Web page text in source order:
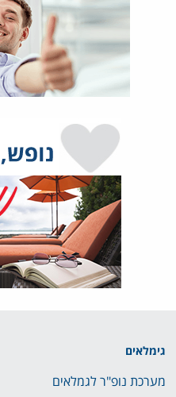
גימלאים
מערכת נופ"ר לגמלאים